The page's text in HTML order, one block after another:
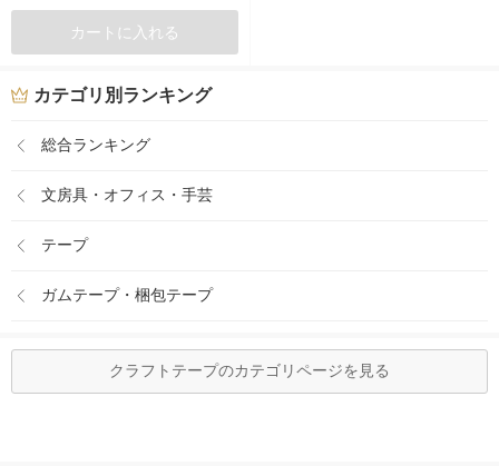
カートに入れる
カテゴリ別ランキング
総合ランキング
文房具・オフィス・手芸
テープ
ガムテープ・梱包テープ
クラフトテープのカテゴリページを見る